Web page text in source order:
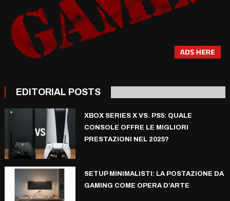
EDITORIAL POSTS
XBOX SERIES X VS. PS5: QUALE
CONSOLE OFFRE LE MIGLIORI
PRESTAZIONI NEL 2025?
SETUP MINIMALISTI: LA POSTAZIONE DA
GAMING COME OPERA D’ARTE